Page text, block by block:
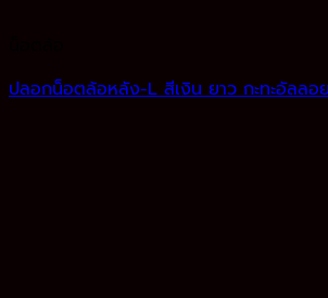
ปลอกน็อตล้อหลัง-L สีเงิน ยาว กะทะอัลลอ